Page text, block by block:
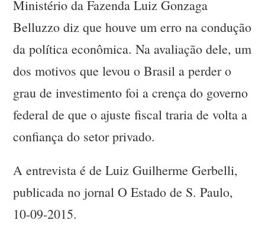
Ministério da Fazenda Luiz Gonzaga
Belluzzo diz que houve um erro na condução
da política econômica. Na avaliação dele, um
dos motivos que levou o Brasil a perder o
grau de investimento foi a crença do governo
federal de que o ajuste fiscal traria de volta a
confiança do setor privado.
A entrevista é de Luiz Guilherme Gerbelli,
publicada no jornal O Estado de S. Paulo,
10-09-2015.